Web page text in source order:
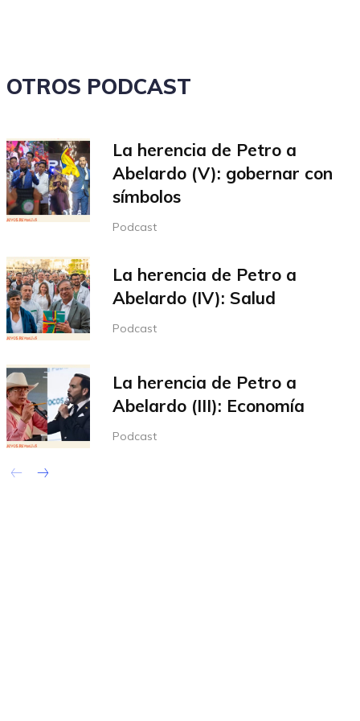
OTROS PODCAST
La herencia de Petro a
Abelardo (V): gobernar con
símbolos
Podcast
La herencia de Petro a
Abelardo (IV): Salud
Podcast
La herencia de Petro a
Abelardo (III): Economía
Podcast